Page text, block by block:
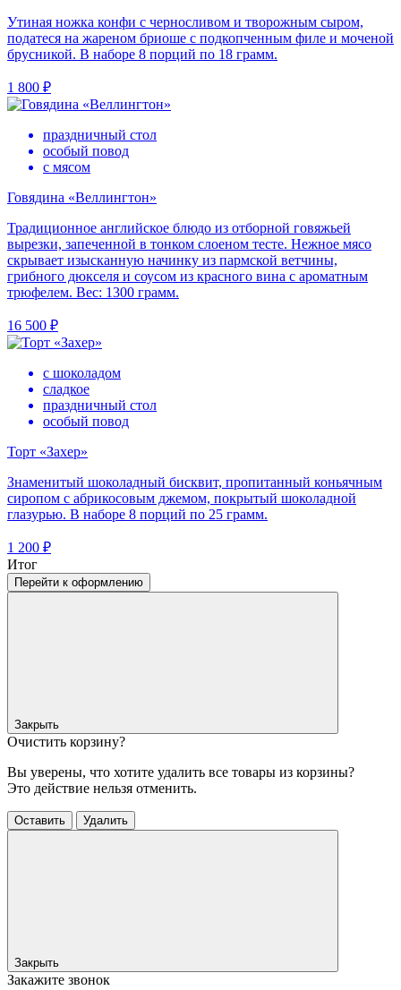
Утиная ножка конфи с черносливом и творожным сыром,
податеся на жареном бриоше с подкопченным филе и моченой
брусникой. В наборе 8 порций по 18 грамм.
1 800 ₽
праздничный стол
особый повод
с мясом
Говядина «Веллингтон»
Традиционное английское блюдо из отборной говяжьей
вырезки, запеченной в тонком слоеном тесте. Нежное мясо
скрывает изысканную начинку из пармской ветчины,
грибного дюкселя и соусом из красного вина с ароматным
трюфелем. Вес: 1300 грамм.
16 500 ₽
с шоколадом
сладкое
праздничный стол
особый повод
Торт «Захер»
Знаменитый шоколадный бисквит, пропитанный коньячным
сиропом с абрикосовым джемом, покрытый шоколадной
глазурью. В наборе 8 порций по 25 грамм.
1 200 ₽
Итог
Перейти к оформлению
Закрыть
Очистить корзину?
Вы уверены, что хотите удалить все товары из корзины?
Это действие нельзя отменить.
Оставить Удалить
Закрыть
Закажите звонок